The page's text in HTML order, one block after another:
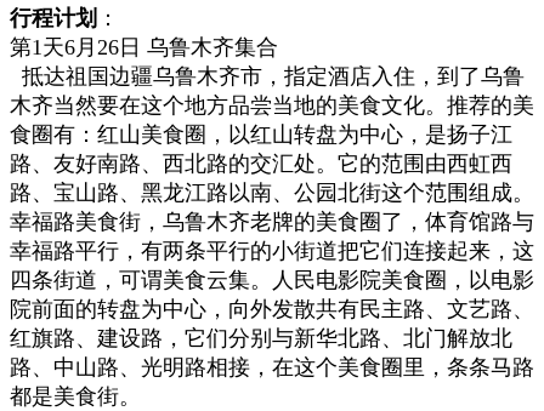
行程计划 ：
第1天6月26日 乌鲁木齐集合
抵达祖国边疆乌鲁木齐市，指定酒店入住， 到了乌鲁
木齐当然要在这个地方品尝当地的美食文化。 推荐的美
食圈有： 红山美食圈，以红山转盘为中心，是扬子江
路、友好南路、西北路的交汇处。它的范围由西虹西
路、宝山路、黑龙江路以南、公园北街这个范围组成。
幸福路美食街，乌鲁木齐老牌的美食圈了，体育馆路与
幸福路平行，有两条平行的小街道把它们连接起来，这
四条街道，可谓美食云集。
人民电影院美食圈，以电影
院前面的转盘为中心，向外发散共有民主路、文艺路、
红旗路、建设路，它们分别与新华北路、北门解放北
路、中山路、光明路相接，在这个美食圈里，条条马路
都是美食街。